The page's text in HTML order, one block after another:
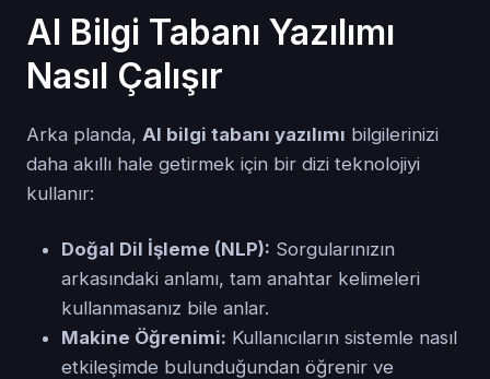
AI Bilgi Tabanı Yazılımı
Nasıl Çalışır
Arka planda, AI bilgi tabanı yazılımı bilgilerinizi
daha akıllı hale getirmek için bir dizi teknolojiyi
kullanır:
Doğal Dil İşleme (NLP): Sorgularınızın
arkasındaki anlamı, tam anahtar kelimeleri
kullanmasanız bile anlar.
Makine Öğrenimi: Kullanıcıların sistemle nasıl
etkileşimde bulunduğundan öğrenir ve